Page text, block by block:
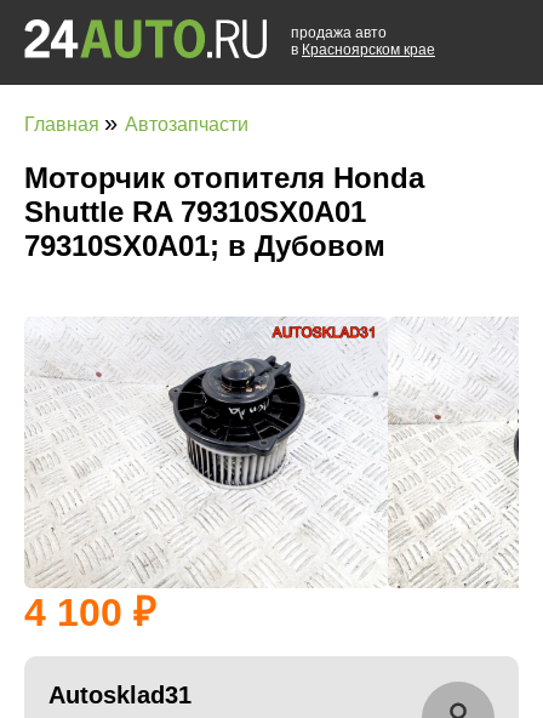
продажа авто
в Красноярском крае
Главная » Автозапчасти
Моторчик отопителя Honda
Shuttle RA 79310SX0A01
79310SX0A01; в Дубовом
4 100
Autosklad31